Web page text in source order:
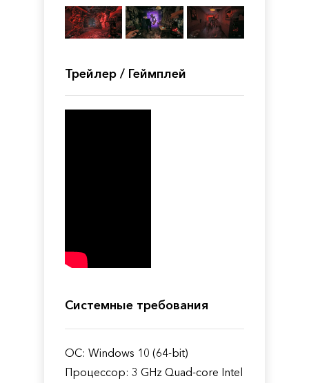
Трейлер / Геймплей
Системные требования
ОС: Windows 10 (64-bit)
Процессор: 3 GHz Quad-core Intel